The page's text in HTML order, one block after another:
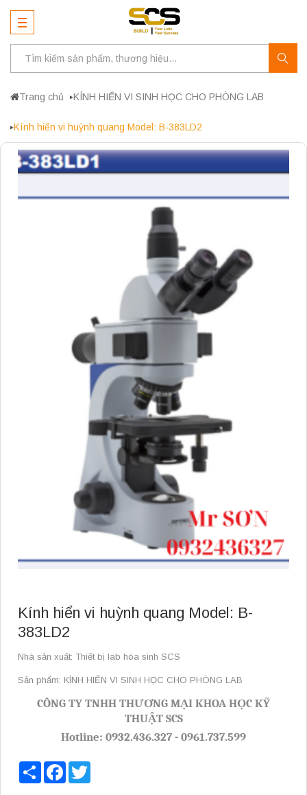
Trang chủ KÍNH HIỂN VI SINH HỌC CHO PHÒNG LAB
Kính hiển vi huỳnh quang Model: B-383LD2
Kính hiển vi huỳnh quang Model: B-
383LD2
Nhà sản xuất: Thiết bị lab hóa sinh SCS
Sản phẩm: KÍNH HIỂN VI SINH HỌC CHO PHÒNG LAB
CÔNG TY TNHH THƯƠNG MẠI KHOA HỌC KỸ
THUẬT SCS
Hotline: 0932.436.327 - 0961.737.599
Share Facebook